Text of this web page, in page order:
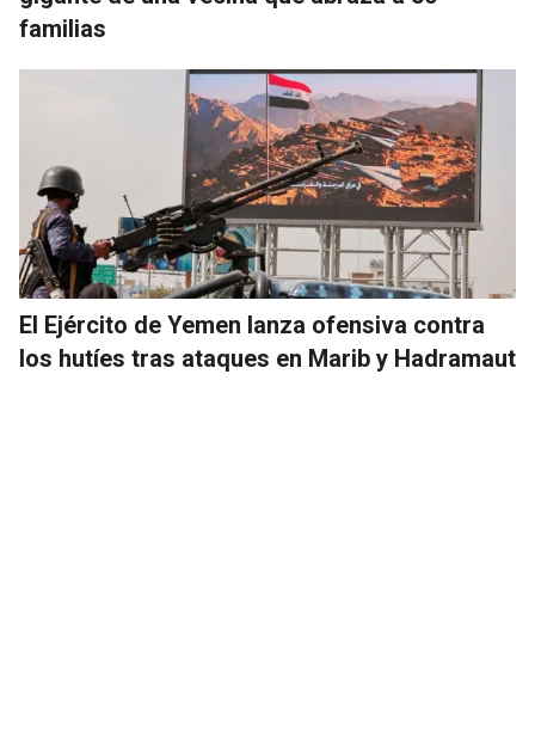
familias
El Ejército de Yemen lanza ofensiva contra
los hutíes tras ataques en Marib y Hadramaut